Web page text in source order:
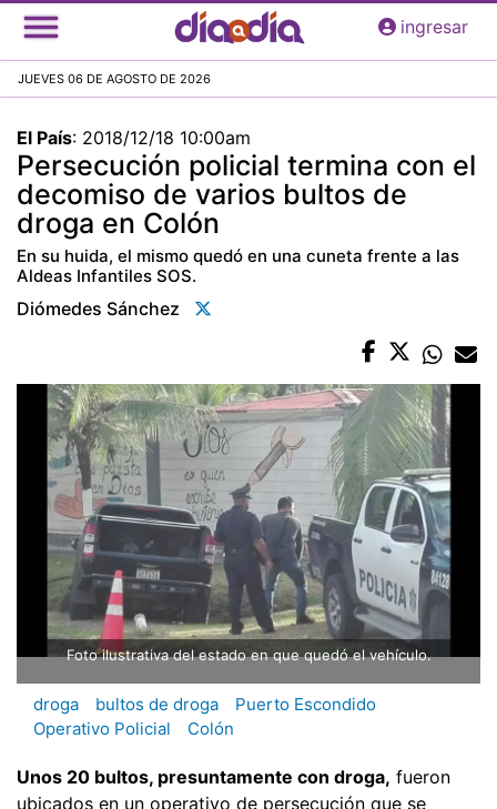
Pasar
al
principal
ingresar
JUEVES 06 DE AGOSTO DE 2026
El País: 2018/12/18 10:00am
Persecución policial termina con el
decomiso de varios bultos de
droga en Colón
En su huida, el mismo quedó en una cuneta frente a las
Aldeas Infantiles SOS.
Diómedes Sánchez
Foto ilustrativa del estado en que quedó el vehículo.
droga bultos de droga
Puerto Escondido
Operativo Policial
Colón
Unos 20 bultos, presuntamente con droga, fueron
ubicados en un operativo de persecución que se